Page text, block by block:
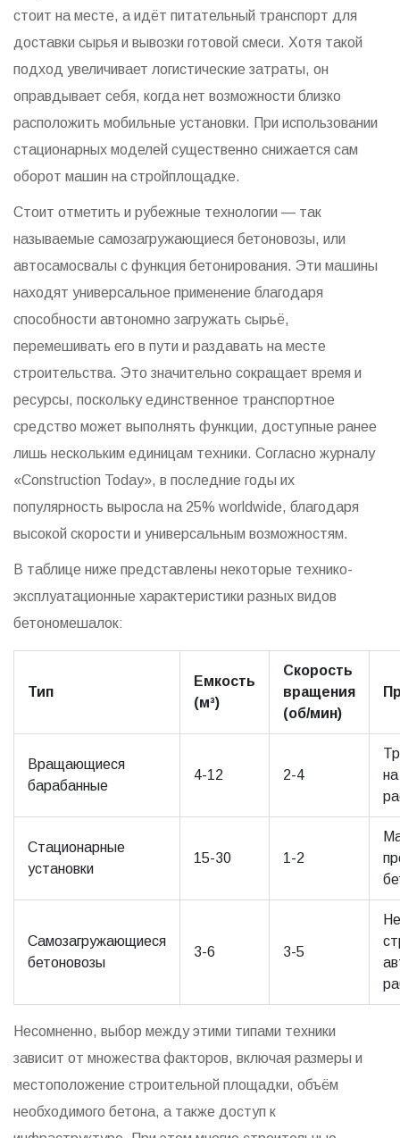
стоит на месте, а идёт питательный транспорт для
доставки сырья и вывозки готовой смеси. Хотя такой
подход увеличивает логистические затраты, он
оправдывает себя, когда нет возможности близко
расположить мобильные установки. При использовании
стационарных моделей существенно снижается сам
оборот машин на стройплощадке.
Стоит отметить и рубежные технологии — так
называемые самозагружающиеся бетоновозы, или
автосамосвалы с функция бетонирования. Эти машины
находят универсальное применение благодаря
способности автономно загружать сырьё,
перемешивать его в пути и раздавать на месте
строительства. Это значительно сокращает время и
ресурсы, поскольку единственное транспортное
средство может выполнять функции, доступные ранее
лишь нескольким единицам техники. Согласно журналу
«Construction Today», в последние годы их
популярность выросла на 25% worldwide, благодаря
высокой скорости и универсальным возможностям.
В таблице ниже представлены некоторые технико-
эксплуатационные характеристики разных видов
бетономешалок:
Тип
Емкость
(м³)
Скорость
вращения
(об/мин)
Вращающиеся
барабанные
4-12 2-4
Стационарные
установки
15-30 1-2
Самозагружающиеся
бетоновозы
3-6 3-5
Несомненно, выбор между этими типами техники
зависит от множества факторов, включая размеры и
местоположение строительной площадки, объём
необходимого бетона, а также доступ к